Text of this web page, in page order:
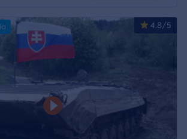
4.8/5